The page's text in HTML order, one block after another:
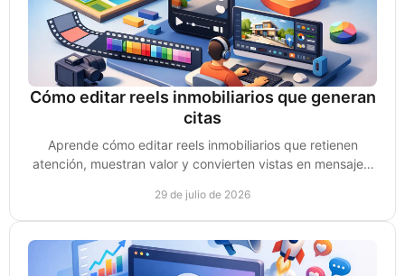
Cómo editar reels inmobiliarios que generan
citas
Aprende cómo editar reels inmobiliarios que retienen
atención, muestran valor y convierten vistas en mensajes,
29 de julio de 2026